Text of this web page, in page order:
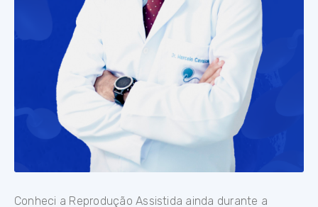
Conheci a Reprodução Assistida ainda durante a